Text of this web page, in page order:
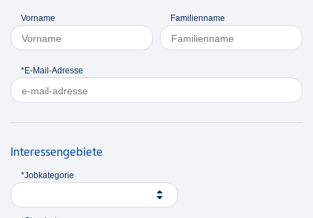
Vorname Familienname
*E-Mail-Adresse
Interessengebiete
*Jobkategorie